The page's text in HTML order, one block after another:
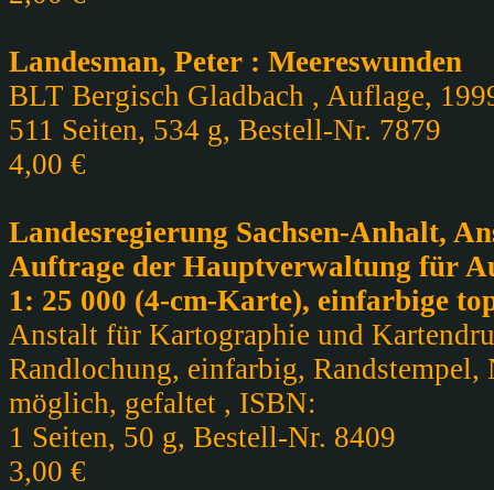
Landesman, Peter : Meereswunden
BLT Bergisch Gladbach , Auflage,
511 Seiten, 534 g, Bestell-Nr. 7879
4,00 €
Landesregierung Sachsen-Anhalt,
Auftrage der Hauptverwaltung für
1: 25 000 (4-cm-Karte), einfarbige
Anstalt für Kartographie und
Randlochung, einfarbig,
möglich, gefaltet , ISBN:
1 Seiten, 50 g, Bestell-Nr. 8409
3,00 €